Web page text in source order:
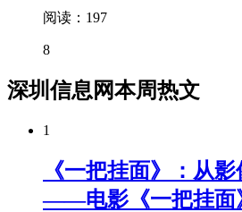
阅读：197
8
深圳信息网本周热文
1
《一把挂面》：从
——电影《一把挂面